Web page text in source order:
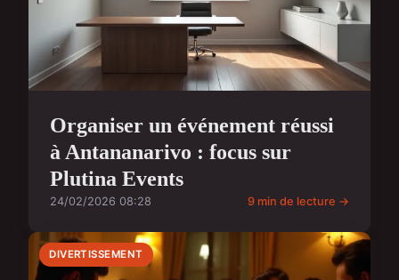
Organiser un événement réussi
à Antananarivo : focus sur
Plutina Events
24/02/2026 08:28 9 min de lecture →
DIVERTISSEMENT